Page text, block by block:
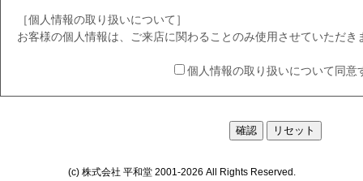
［個人情報の取り扱いについて］
お客様の個人情報は、ご来店に関わることのみ使用させていただき
個人情報の取り扱いについて同意
(c) 株式会社 平和堂 2001-2026 All Rights Reserved.